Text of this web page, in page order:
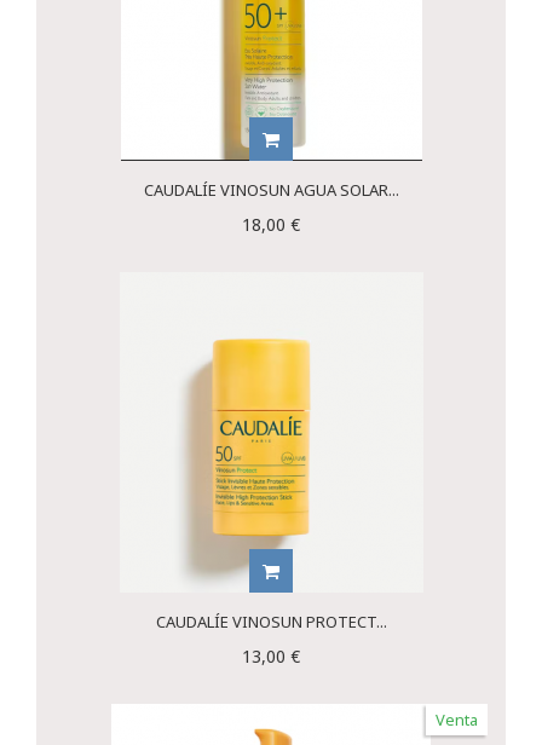
CAUDALÍE VINOSUN AGUA SOLAR...
18,00 €
CAUDALÍE VINOSUN PROTECT...
13,00 €
Venta